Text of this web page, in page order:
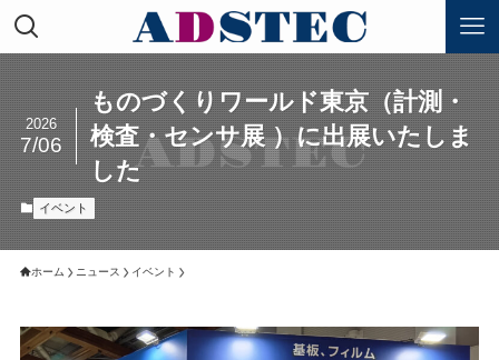
ものづくりワールド東京（計測・
検査・センサ展 ）に出展いたしま
した
2026
7/06
イベント
ホーム ニュース イベント